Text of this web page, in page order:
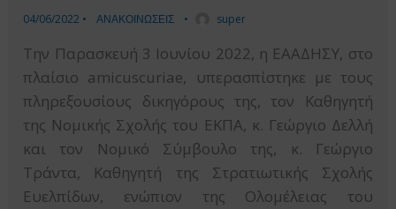
04/06/2022 • ΑΝΑΚΟΙΝΩΣΕΙΣ • super
Την Παρασκευή 3 Ιουνίου 2022, η ΕΑΑΔΗΣΥ, στο
πλαίσιο amicuscuriae, υπερασπίστηκε με τους
πληρεξουσίους δικηγόρους της, τον Καθηγητή
της Νομικής Σχολής του ΕΚΠΑ, κ. Γεώργιο Δελλή
και τον Νομικό Σύμβουλο της, κ. Γεώργιο
Τράντα, Καθηγητή της Στρατιωτικής Σχολής
Ευελπίδων, ενώπιον της Ολομέλειας του